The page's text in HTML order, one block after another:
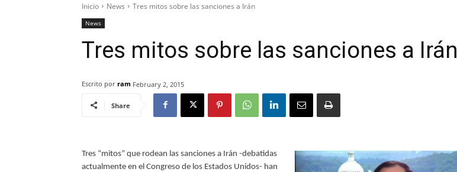
Inicio News Tres mitos sobre las sanciones a Irán
News
Tres mitos sobre las sanciones a Irán
Escrito por ram February 2, 2015
Share
Tres “mitos” que rodean las sanciones a Irán -debatidas
actualmente en el Congreso de los Estados Unidos- han